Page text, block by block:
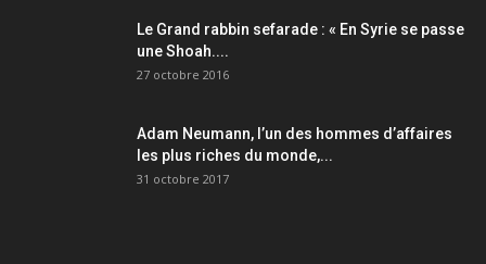
Le Grand rabbin sefarade : « En Syrie se passe
une Shoah....
27 octobre 2016
Adam Neumann, l’un des hommes d’affaires
les plus riches du monde,...
31 octobre 2017